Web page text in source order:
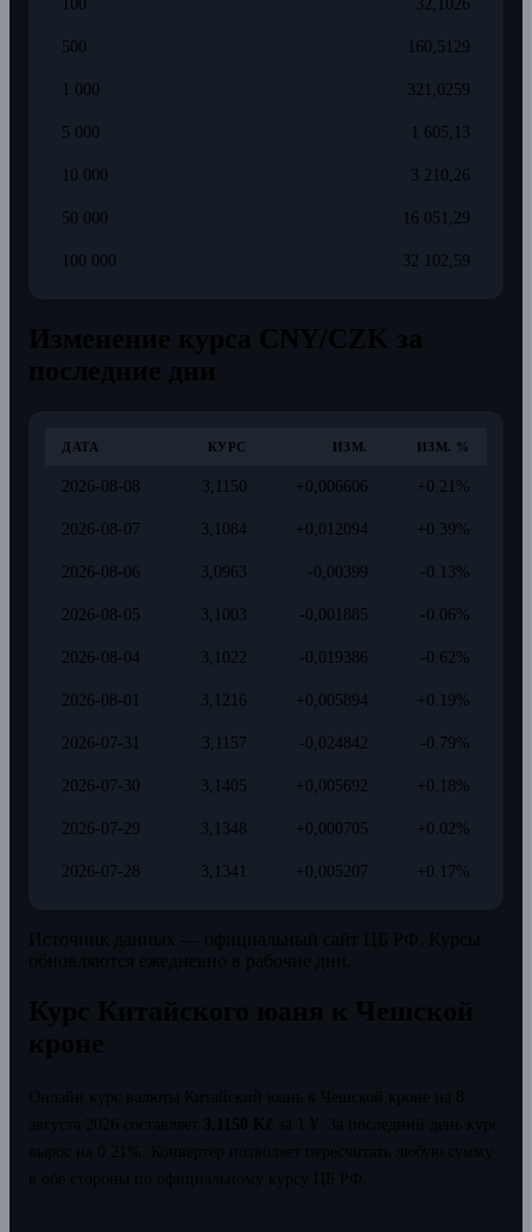
100 32,1026
500 160,5129
1 000 321,0259
5 000 1 605,13
10 000 3 210,26
50 000 16 051,29
100 000 32 102,59
ДАТА КУРС ИЗМ. ИЗМ. %
2026-08-08 3,1150 +0,006606 +0.21%
2026-08-07 3,1084 +0,012094 +0.39%
2026-08-06 3,0963 -0,00399 -0.13%
2026-08-05 3,1003 -0,001885 -0.06%
2026-08-04 3,1022 -0,019386 -0.62%
2026-08-01 3,1216 +0,005894 +0.19%
2026-07-31 3,1157 -0,024842 -0.79%
2026-07-30 3,1405 +0,005692 +0.18%
2026-07-29 3,1348 +0,000705 +0.02%
2026-07-28 3,1341 +0,005207 +0.17%